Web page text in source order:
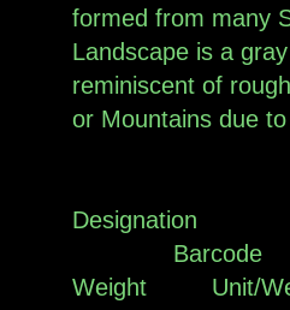
formed from many
Landscape is a
reminiscent of
or Mountains due
Designation
Weight Unit/